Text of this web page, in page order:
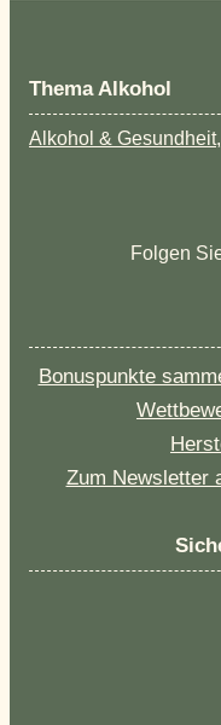
Thema Alkohol
Alkohol &
Folgen
Bonuspunkte
Zum Newsletter